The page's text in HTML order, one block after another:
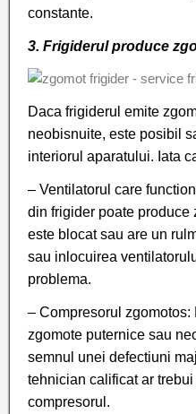
constante.
3. Frigiderul produce
Daca frigiderul emite
neobisnuite, este posibil
interiorul aparatului. Iata
– Ventilatorul care
din frigider poate produce
este blocat sau are un
sau inlocuirea
problema.
– Compresorul
zgomote puternice sau
semnul unei defectiuni
tehnician calificat ar
compresorul.